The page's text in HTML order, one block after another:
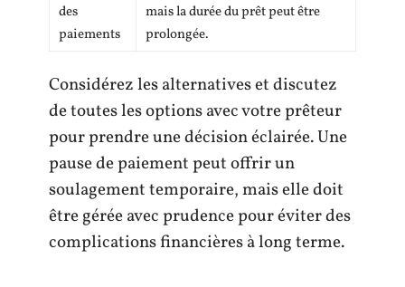
des
paiements
mais la durée du prêt peut être
prolongée.
Considérez les alternatives et discutez
de toutes les options avec votre prêteur
pour prendre une décision éclairée. Une
pause de paiement peut offrir un
soulagement temporaire, mais elle doit
être gérée avec prudence pour éviter des
complications financières à long terme.